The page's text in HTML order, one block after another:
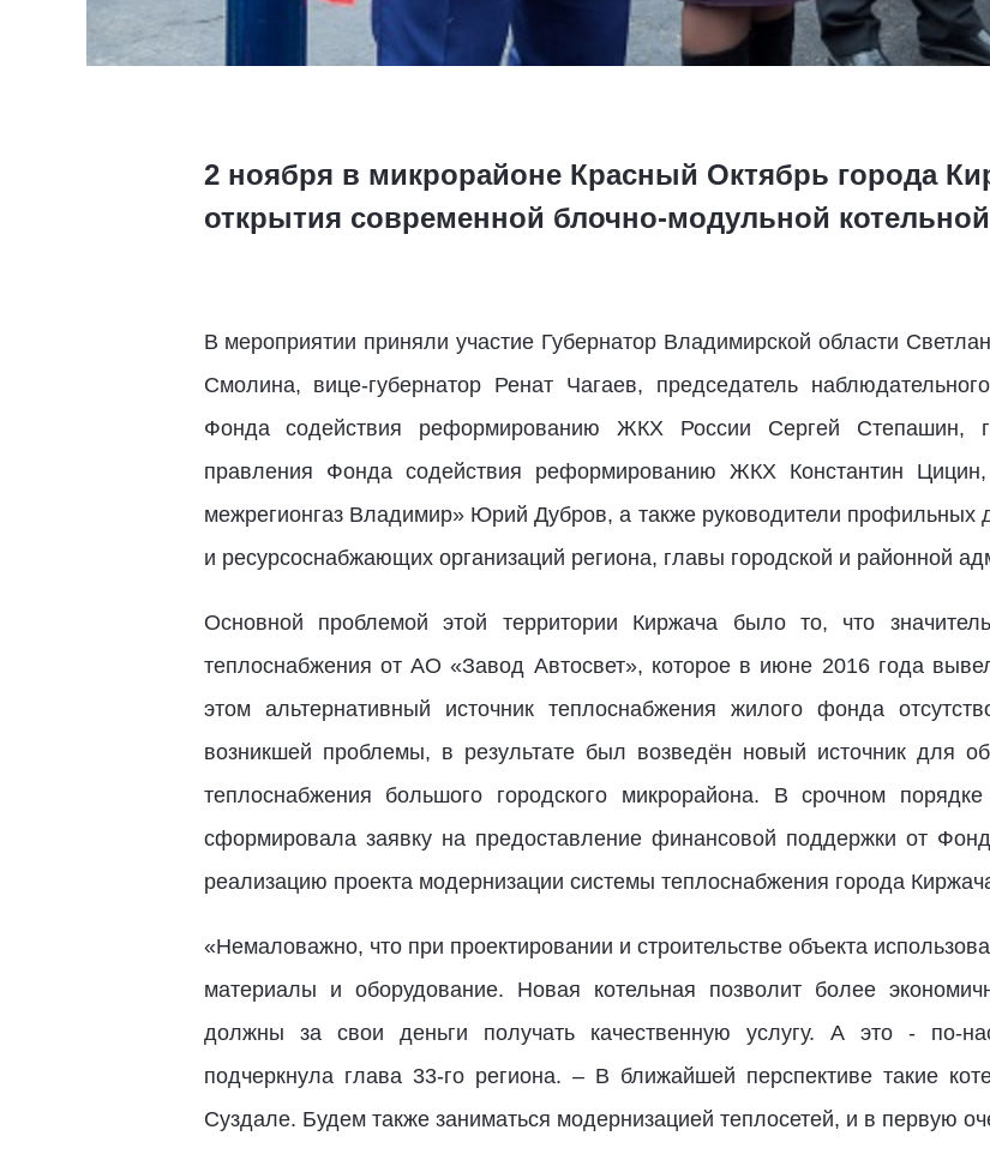
2 ноября в микрорайоне Красный Октябрь города
открытия современной блочно-модульной
В мероприятии приняли участие Губернатор Владимирской области
Смолина, вице-губернатор Ренат Чагаев, председатель
Фонда содействия реформированию ЖКХ России Сергей Степашин,
правления Фонда содействия реформированию ЖКХ Константин
межрегионгаз Владимир» Юрий Дубров, а также руководители профильных
и ресурсоснабжающих организаций региона, главы городской и районной
Основной проблемой этой территории Киржача было то, что
теплоснабжения от АО «Завод Автосвет», которое в июне 2016 года
этом альтернативный источник теплоснабжения жилого фонда
возникшей проблемы, в результате был возведён новый источник для
теплоснабжения большого городского микрорайона. В срочном
сформировала заявку на предоставление финансовой поддержки от
реализацию проекта модернизации системы теплоснабжения города
«Немаловажно, что при проектировании и строительстве объекта
материалы и оборудование. Новая котельная позволит более
должны за свои деньги получать качественную услугу. А это - по-
подчеркнула глава 33-го региона. – В ближайшей перспективе такие
Суздале. Будем также заниматься модернизацией теплосетей, и в первую